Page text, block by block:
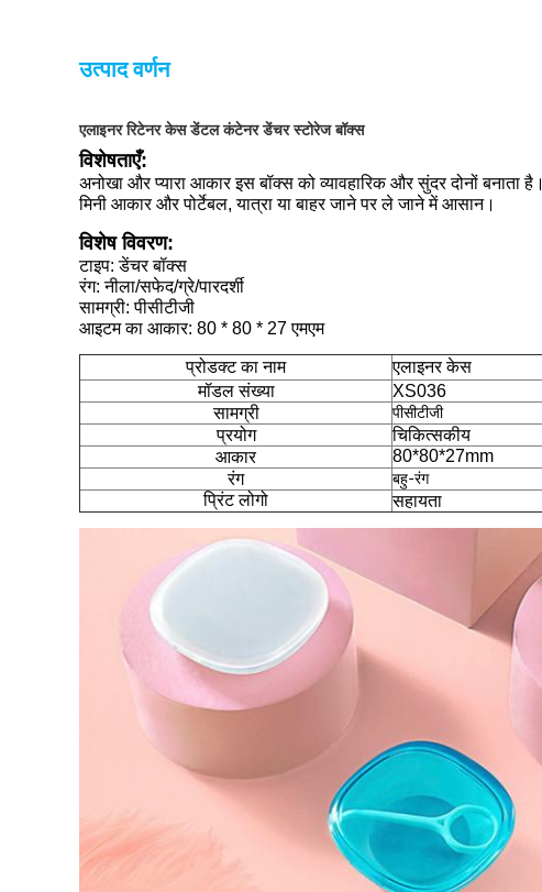
उत्पाद वर्णन
एलाइनर रिटेनर केस डेंटल कंटेनर डेंचर स्टोरेज बॉक्स
विशेषताएँ:
अनोखा और प्यारा आकार इस बॉक्स को व्यावहारिक और सुंदर दोनों बनाता है।
मिनी आकार और पोर्टेबल, यात्रा या बाहर जाने पर ले जाने में आसान।
विशेष विवरण:
टाइप: डेंचर बॉक्स
रंग: नीला/सफेद/ग्रे/पारदर्शी
सामग्री: पीसीटीजी
आइटम का आकार: 80 * 80 * 27 एमएम
प्रोडक्ट का नाम
एलाइनर केस
मॉडल संख्या
XS036
सामग्री
पीसीटीजी
प्रयोग
चिकित्सकीय
आकार
80*80*27mm
रंग
बहु-रंग
प्रिंट लोगो सहायता